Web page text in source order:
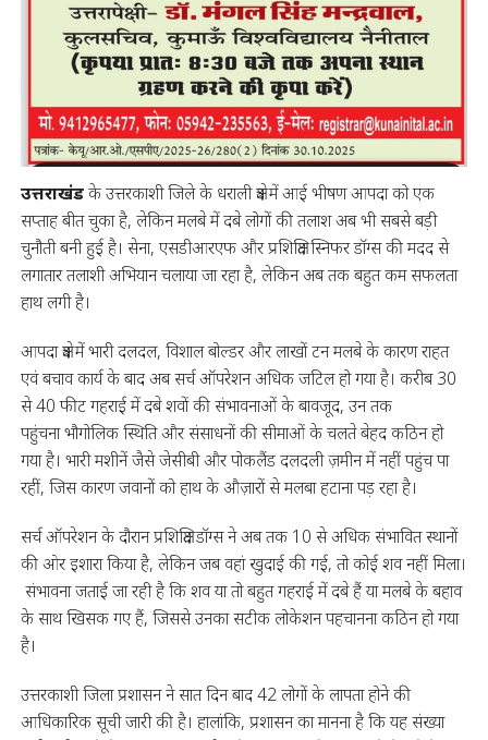
उत्तराखंडके उत्तरकाशी जिले के धराली क्षेत्र में आई भीषण आपदा को एक
सप्ताह बीत चुका है, लेकिन मलबे में दबे लोगों की तलाश अब भी सबसे बड़ी
चुनौती बनी हुई है। सेना, एसडीआरएफ और प्रशिक्षित स्निफर डॉग्स की मदद से
लगातार तलाशी अभियान चलाया जा रहा है, लेकिन अब तक बहुत कम सफलता
हाथ लगी है।
आपदा क्षेत्र में भारी दलदल, विशाल बोल्डर और लाखों टन मलबे के कारण राहत
एवं बचाव कार्य के बाद अब सर्च ऑपरेशन अधिक जटिल हो गया है। करीब 30
से 40 फीट गहराई में दबे शवों की संभावनाओं के बावजूद, उन तक
पहुंचना भौगोलिक स्थिति और संसाधनों की सीमाओं के चलते बेहद कठिन हो
गया है। भारी मशीनें जैसे जेसीबी और पोकलैंड दलदली ज़मीन में नहीं पहुंच पा
रहीं, जिस कारण जवानों को हाथ के औज़ारों से मलबा हटाना पड़ रहा है।
सर्च ऑपरेशन के दौरान प्रशिक्षित डॉग्स ने अब तक 10 से अधिक संभावित स्थानों
की ओर इशारा किया है, लेकिन जब वहां खुदाई की गई, तो कोई शव नहीं मिला।
संभावना जताई जा रही है कि शव या तो बहुत गहराई में दबे हैं या मलबे के बहाव
के साथ खिसक गए हैं, जिससे उनका सटीक लोकेशन पहचानना कठिन हो गया
है।
उत्तरकाशी जिला प्रशासन ने सात दिन बाद 42 लोगों के लापता होने की
आधिकारिक सूची जारी की है। हालांकि, प्रशासन का मानना है कि यह संख्या